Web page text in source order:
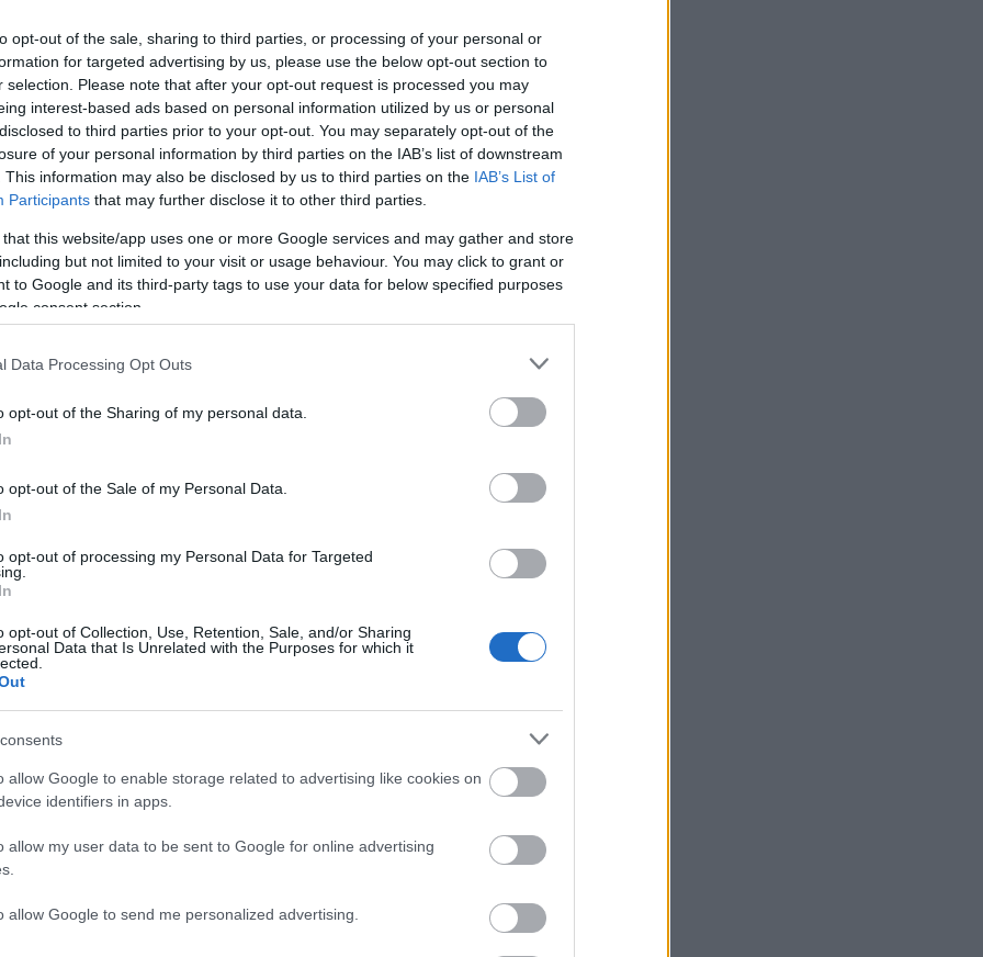
opt-out of the sale, sharing to third parties, or processing of your personal or
for targeted advertising by us, please use the below opt-out section to
selection. Please note that after your opt-out request is processed you may
interest-based ads based on personal information utilized by us or personal
to third parties prior to your opt-out. You may separately opt-out of the
of your personal information by third parties on the IAB’s list of downstream
This information may also be disclosed by us to third parties on the IAB’s List of
Participants that may further disclose it to other third parties.
that this website/app uses one or more Google services and may gather and store
but not limited to your visit or usage behaviour. You may click to grant or
to Google and its third-party tags to use your data for below specified purposes
consent section.
Data Processing Opt Outs
opt-out of the Sharing of my personal data.
opt-out of the Sale of my Personal Data.
opt-out of processing my Personal Data for Targeted
opt-out of Collection, Use, Retention, Sale, and/or Sharing
Data that Is Unrelated with the Purposes for which it
allow Google to enable storage related to advertising like cookies on
identifiers in apps.
allow my user data to be sent to Google for online advertising
allow Google to send me personalized advertising.
med 54 sekunder:
å gå fort. Men jeg hadde bestemt meg for at på første runde
innblandet i uhell eller knekke noen staver, sier
måtte gjøre jobben.
heie på de andre når man konkurrerer. Men jeg ropte «kom
hjelpe hverandre og bytte på å dra. Men de slet og kjempet
på dem, sier Halfvarsson.
for sekund, men Halfvarsson klarte å holde unna, dette
til målstreken, men veldig glad for at den kom når den
og liker å være her. Kjempegøy å endelig vinne, sier
tøff landslagsleir i Torsby.
som har spesialisert seg på dette. Jeg
og har klart å holde overskuddet vedlike, sier Calle
og sterk andreplass og det ble fransk på tredje da Thomas
pallplassen.